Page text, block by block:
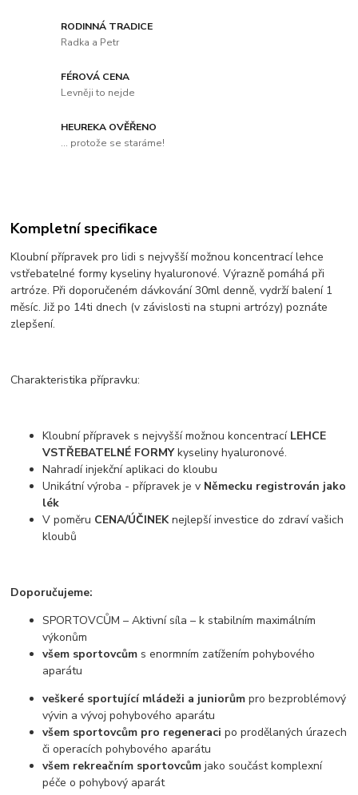
RODINNÁ TRADICE
Radka a Petr
FÉROVÁ CENA
Levněji to nejde
HEUREKA OVĚŘENO
... protože se staráme!
Kompletní specifikace
Kloubní přípravek pro lidi s nejvyšší možnou koncentrací lehce
vstřebatelné formy kyseliny hyaluronové. Výrazně pomáhá při
artróze. Při doporučeném dávkování 30ml denně, vydrží balení 1
měsíc. Již po 14ti dnech (v závislosti na stupni artrózy) poznáte
zlepšení.
Charakteristika přípravku:
Kloubní přípravek s nejvyšší možnou koncentrací LEHCE
VSTŘEBATELNÉ FORMYkyseliny hyaluronové.
Nahradí injekční aplikaci do kloubu
Unikátní výroba - přípravek je v Německu registrován jako
lék
V poměru CENA/ÚČINEKnejlepší investice do zdraví vašich
kloubů
Doporučujeme:
SPORTOVCŮM – Aktivní síla – k stabilním maximálním
výkonům
všem sportovcům s enormním zatížením pohybového
aparátu
veškeré sportující mládeži a juniorům pro bezproblémový
vývin a vývoj pohybového aparátu
všem sportovcům pro regeneraci po prodělaných úrazech
či operacích pohybového aparátu
všem rekreačním sportovcům jako součást komplexní
péče o pohybový aparát